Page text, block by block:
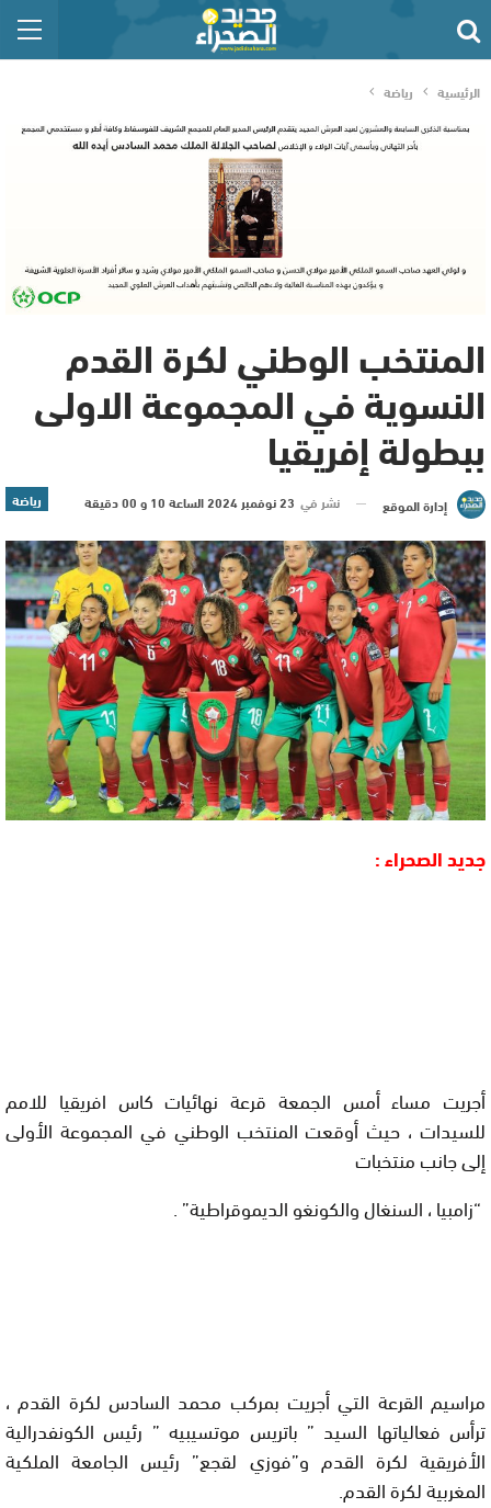
الرئيسية رياضة
المنتخب الوطني لكرة القدم
النسوية في المجموعة الاولى
ببطولة إفريقيا
رياضة إدارة الموقع نشر في 23 نوفمبر 2024 الساعة 10 و 00 دقيقة
جديد الصحراء :
أجريت مساء أمس الجمعة قرعة نهائيات كاس افريقيا للامم
للسيدات ، حيث أوقعت المنتخب الوطني في المجموعة الأولى
إلى جانب منتخبات
“زامبيا ، السنغال والكونغو الديموقراطية” .
مراسيم القرعة التي أجريت بمركب محمد السادس لكرة القدم ،
ترأس فعالياتها السيد ” باتريس موتسيبيه ” رئيس الكونفدرالية
الأفريقية لكرة القدم و”فوزي لقجع” رئيس الجامعة الملكية
المغربية لكرة القدم.